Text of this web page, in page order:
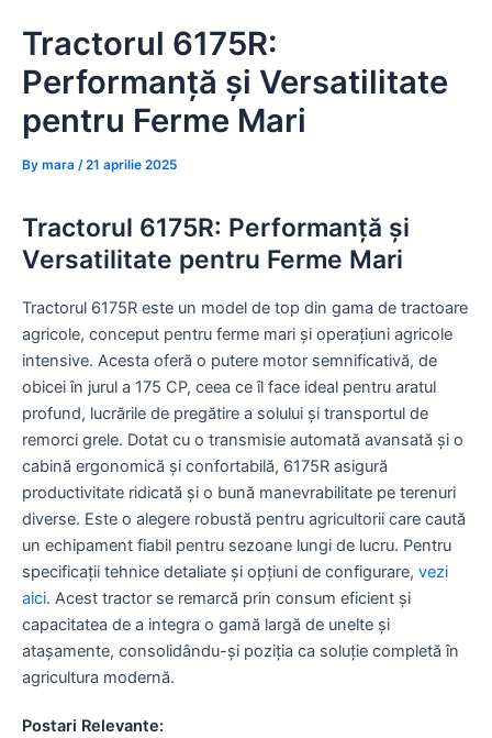
content
Tractorul 6175R:
Performanță și Versatilitate
pentru Ferme Mari
By mara /21 aprilie 2025
Tractorul 6175R: Performanță și
Versatilitate pentru Ferme Mari
Tractorul 6175R este un model de top din gama de tractoare
agricole, conceput pentru ferme mari și operațiuni agricole
intensive. Acesta oferă o putere motor semnificativă, de
obicei în jurul a 175 CP, ceea ce îl face ideal pentru aratul
profund, lucrările de pregătire a solului și transportul de
remorci grele. Dotat cu o transmisie automată avansată și o
cabină ergonomică și confortabilă, 6175R asigură
productivitate ridicată și o bună manevrabilitate pe terenuri
diverse. Este o alegere robustă pentru agricultorii care caută
un echipament fiabil pentru sezoane lungi de lucru. Pentru
specificații tehnice detaliate și opțiuni de configurare, vezi
aici. Acest tractor se remarcă prin consum eficient și
capacitatea de a integra o gamă largă de unelte și
atașamente, consolidându-și poziția ca soluție completă în
agricultura modernă.
Postari Relevante: